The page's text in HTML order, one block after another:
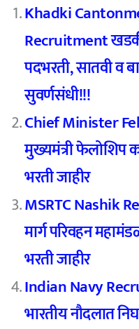
Khadki
Recruitment
पदभरती, सातवी व
सुवर्णसंधी!!!
Chief Minister
मुख्यमंत्री फेलोशिप
भरती जाहीर
MSRTC Nashik
मार्ग परिवहन
भरती जाहीर
Indian Navy
भारतीय नौदलात